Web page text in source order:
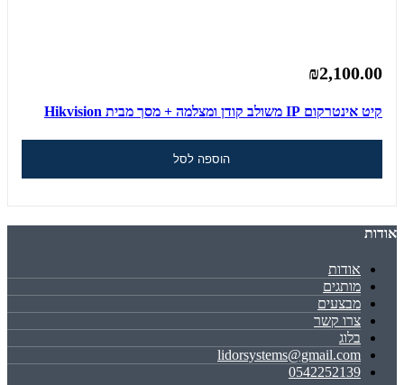
₪2,100.00
קיט אינטרקום IP משולב קודן ומצלמה + מסך מבית Hikvision
הוספה לסל
אודות
אודות
מותגים
מבצעים
צרו קשר
בלוג
lidorsystems@gmail.com
0542252139